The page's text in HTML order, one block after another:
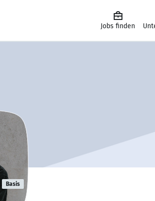
Jobs finden
Basis